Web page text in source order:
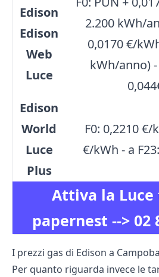
Attiva la
papernest --> 02
Edison
Edison
Web
Luce
2.200 kWh/
0,0170 €/
kWh/anno) -
Edison
World
Luce
Plus
F0: 0,2210 €/
€/kWh - a
I prezzi gas di Edison a
Per quanto riguarda invece le